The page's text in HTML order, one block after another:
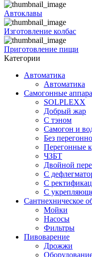
Автоклавы
Изготовление колбас
Приготовление пищи
Категории
Автоматика
Автоматика
Самогонные
SOLPLEXX
Добрый жар
С тэном
Самогон и
Без
Перегонные
ЧЗБТ
Двойной
С
С
С
Сантнехническое
Мойки
Насосы
Фильтры
Пивоварение
Дрожжи